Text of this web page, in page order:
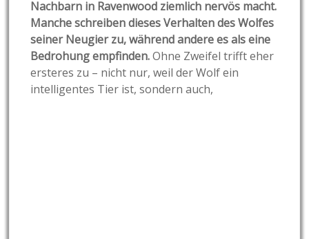
Nachbarn in Ravenwood ziemlich nervös macht.
Manche schreiben dieses Verhalten des Wolfes
seiner Neugier zu, während andere es als eine
Bedrohung empfinden.Ohne Zweifel trifft eher
ersteres zu – nicht nur, weil der Wolf ein
intelligentes Tier ist, sondern auch,